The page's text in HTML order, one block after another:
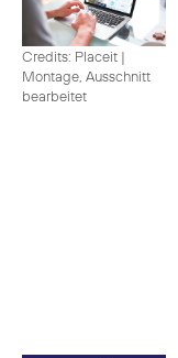
Credits: Placeit |
Montage, Ausschnitt
bearbeitet